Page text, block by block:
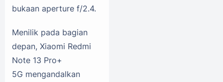
bukaan aperture f/2.4.
Menilik pada bagian
depan, Xiaomi Redmi
Note 13 Pro+
5G mengandalkan